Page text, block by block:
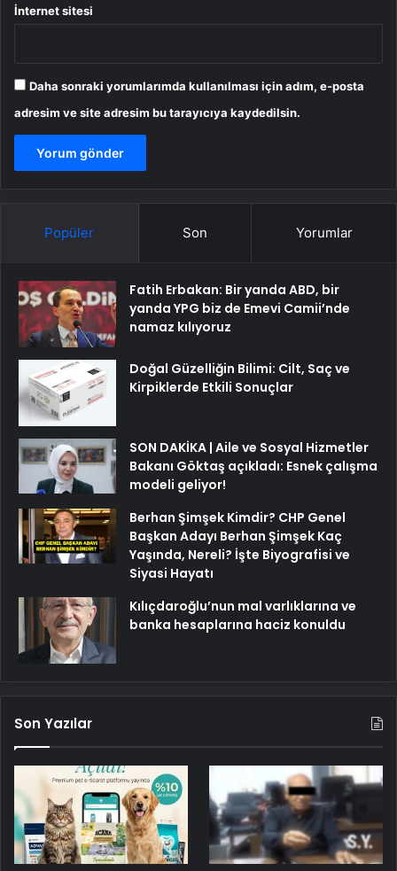
İnternet sitesi
Daha sonraki yorumlarımda kullanılması için adım, e-posta
adresim ve site adresim bu tarayıcıya kaydedilsin.
Popüler Son Yorumlar
Fatih Erbakan: Bir yanda ABD, bir
yanda YPG biz de Emevi Camii’nde
namaz kılıyoruz
Doğal Güzelliğin Bilimi: Cilt, Saç ve
Kirpiklerde Etkili Sonuçlar
SON DAKİKA | Aile ve Sosyal Hizmetler
Bakanı Göktaş açıkladı: Esnek çalışma
modeli geliyor!
Berhan Şimşek Kimdir? CHP Genel
Başkan Adayı Berhan Şimşek Kaç
Yaşında, Nereli? İşte Biyografisi ve
Siyasi Hayatı
Kılıçdaroğlu’nun mal varlıklarına ve
banka hesaplarına haciz konuldu
Son Yazılar